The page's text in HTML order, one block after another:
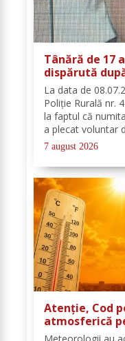
Tânără de 17
dispărută
acasă și nu a
La data de
Poliție Rurală nr.
la faptul că
a plecat voluntar
comuna
numitei Alexa...
7 august 2026
Atenție, Cod
atmosferică